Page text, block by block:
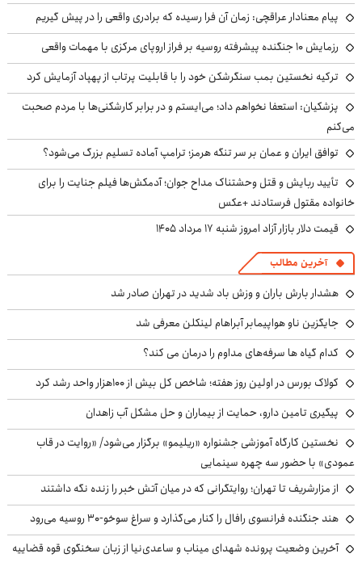
پیام معنادار عراقچی: زمان آن فرا رسیده که برادری واقعی را در پیش گیریم
رزمایش ۱۰ جنگنده پیشرفته روسیه بر فراز اروپای مرکزی با مهمات واقعی
ترکیه نخستین بمب سنگرشکن خود را با قابلیت پرتاب از پهپاد آزمایش کرد
پزشکیان: استعفا نخواهم داد؛ می‌ایستم و در برابر کارشکنی‌ها با مردم صحبت
می‌کنم
توافق ایران و عمان بر سر تنگه هرمز؛ ترامپ آماده تسلیم بزرگ می‌شود؟
تأیید ربایش و قتل وحشتناک مداح جوان؛ آدمکش‌ها فیلم جنایت را برای
خانواده مقتول فرستادند +عکس
قیمت دلار بازار آزاد امروز شنبه ۱۷ مرداد ۱۴۰۵
آخرین مطالب
هشدار بارش باران و وزش باد شدید در تهران صادر شد
جایگزین ناو هواپیمابر آبراهام لینکلن معرفی شد
کدام گیاه ها سرفه‌های مداوم را درمان می کند؟
کولاک بورس در اولین روز هفته؛ شاخص کل بیش از ۱۰۰هزار واحد رشد کرد
پیگیری تامین دارو، حمایت از بیماران و حل مشکل آب زاهدان
نخستین کارگاه آموزشی جشنواره «ریلیمو» برگزار می‌شود/ «روایت در قاب
عمودی» با حضور سه چهره سینمایی
از مزارشریف تا تهران؛ روایتگرانی که در میان آتش خبر را زنده نگه داشتند
هند جنگنده فرانسوی رافال را کنار می‌گذارد و سراغ سوخو-30 روسیه می‌رود
آخرین وضعیت پرونده شهدای میناب و ساعدی‌نیا از زبان سخنگوی قوه قضاییه